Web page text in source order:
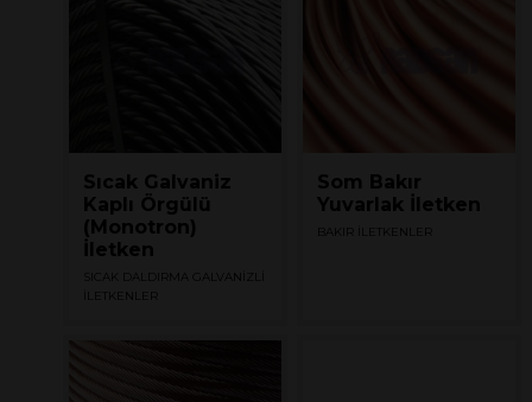
Sıcak Galvaniz
Kaplı Örgülü
(Monotron)
İletken
SICAK DALDIRMA GALVANİZLİ
İLETKENLER
Som Bakır
Yuvarlak İletken
BAKIR İLETKENLER